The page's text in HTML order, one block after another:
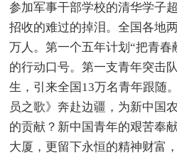
参加军事干部学校的清华学子
招收的难过的掉泪。全国各地
万人。第一个五年计划“把青
的行动口号。第一支青年突击
生，引来全国13万名青年跟随
员之歌》奔赴边疆，为新中国
的贡献？新中国青年的艰苦奉
大厦，更留下永恒的精神财富